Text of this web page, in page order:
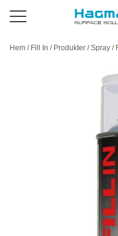
Hem / Fill In / Produkter /Spray /